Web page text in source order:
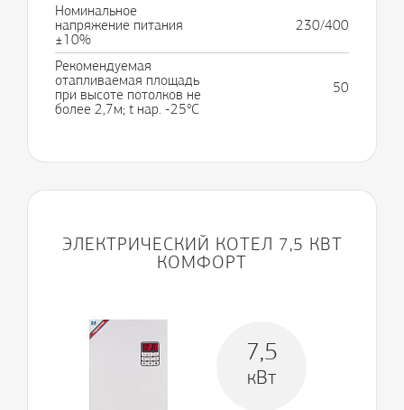
Номинальное
напряжение питания
±10%
230/400
Рекомендуемая
отапливаемая площадь
при высоте потолков не
более 2,7м; t нар. -25°С
50
ЭЛЕКТРИЧЕСКИЙ КОТЕЛ 7,5 КВТ
КОМФОРТ
7,5
кВт